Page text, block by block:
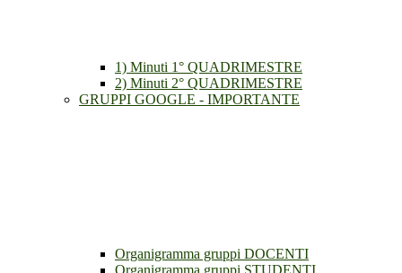
1) Minuti 1° QUADRIMESTRE
2) Minuti 2° QUADRIMESTRE
GRUPPI GOOGLE - IMPORTANTE
Organigramma gruppi DOCENTI